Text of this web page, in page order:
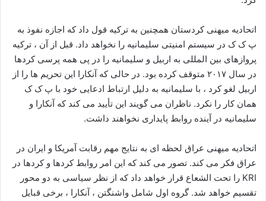
اتحادیه میهنی کردستان همچنین به ترکیه قول داد که اجازه نفوذ به
پ ک ک در سیستم امنیتی سلیمانیه را نخواهد داد. قبل از آن ، ترکیه
پروازهای بین المللی به اربیل و سلیمانیه را در پی همه پرسی کردها
در سال ۲۰۱۷ متوقف کرده بود. در حالی که آنکارا این تحریم ها را از
اربیل لغو کرد ، با سلیمانیه به دلیل ارتباط ادعایی خود با پ ک ک
همان کار را نکرد. ناظران می گویند این تأیید می کند که آنکارا و
سلیمانیه در آینده روابط پایداری نخواهند داشت.
اتحادیه میهنی عراق لحظه ای به نتایج مهم رقابت آمریکا و ایران در
عراق فکر می کند. تصور می کند که این امر روابط کردها و کردها در
KRI را تحت الشعاع قرار خواهد داد که از نظر سیاسی به دو محور
تقسیم خواهد شد. گروه اول شامل واشنگتن ، آنکارا ، برخی قبایل